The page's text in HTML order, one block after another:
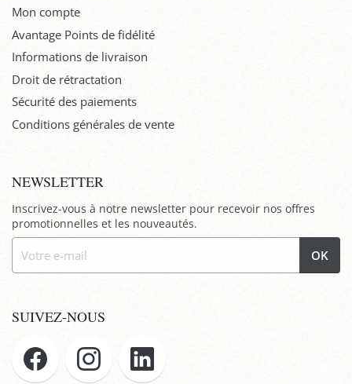
Mon compte
Avantage Points de fidélité
Informations de livraison
Droit de rétractation
Sécurité des paiements
Conditions générales de vente
NEWSLETTER
Inscrivez-vous à notre newsletter pour recevoir nos offres
promotionnelles et les nouveautés.
OK
SUIVEZ-NOUS